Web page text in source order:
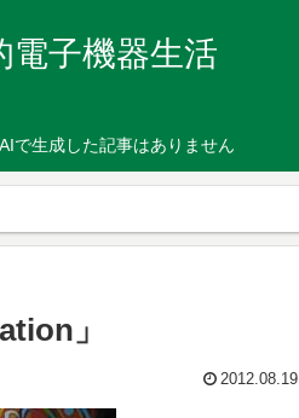
電子機器生活
で生成した記事はありません
」
2012.08.19